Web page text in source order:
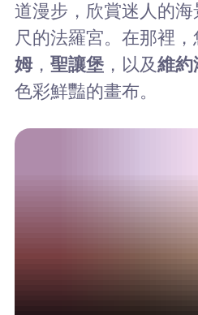
道漫步，欣賞迷人的
尺的法羅宮。在那裡
姆， 聖讓堡，以及維約
色彩鮮豔的畫布。